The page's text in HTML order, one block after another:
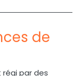
de
par des